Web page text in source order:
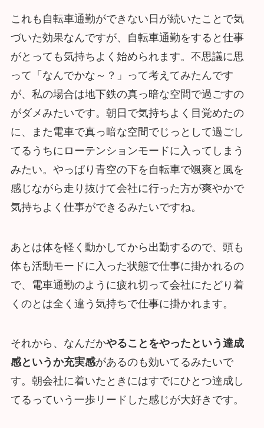
これも自転車通勤ができない日が続いたことで気
づいた効果なんですが、自転車通勤をすると仕事
がとっても気持ちよく始められます。不思議に思
って「なんでかな～？」って考えてみたんです
が、私の場合は地下鉄の真っ暗な空間で過ごすの
がダメみたいです。朝日で気持ちよく目覚めたの
に、また電車で真っ暗な空間でじっとして過ごし
てるうちにローテンションモードに入ってしまう
みたい。やっぱり青空の下を自転車で颯爽と風を
感じながら走り抜けて会社に行った方が爽やかで
気持ちよく仕事ができるみたいですね。
あとは体を軽く動かしてから出勤するので、頭も
体も活動モードに入った状態で仕事に掛かれるの
で、電車通勤のように疲れ切って会社にたどり着
くのとは全く違う気持ちで仕事に掛かれます。
それから、なんだかやることをやったという達成
感というか充実感があるのも効いてるみたいで
す。朝会社に着いたときにはすでにひとつ達成し
てるっていう一歩リードした感じが大好きです。